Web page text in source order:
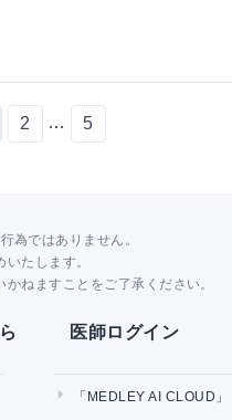
2 … 5
為ではありません。
たします。
ねますことをご了承ください。
医師ログイン
「MEDLEY AI CLOUD」